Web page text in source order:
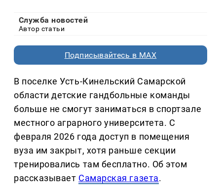
Служба новостей
Автор статьи
Подписывайтесь в MAX
В поселке Усть-Кинельский Самарской
области детские гандбольные команды
больше не смогут заниматься в спортзале
местного аграрного университета. С
февраля 2026 года доступ в помещения
вуза им закрыт, хотя раньше секции
тренировались там бесплатно. Об этом
рассказывает Самарская газета.